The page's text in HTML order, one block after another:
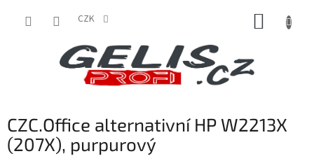
CZK
CZC.Office alternativní HP W2213X
(207X), purpurový